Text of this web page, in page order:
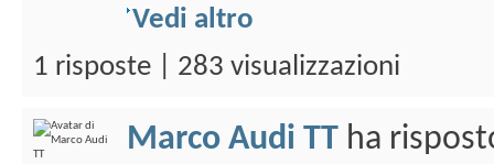
Vedi altro
1 risposte | 283 visualizzazioni
Marco Audi TT ha